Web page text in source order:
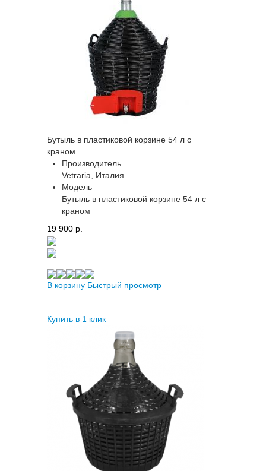
Бутыль в пластиковой корзине 54 л с
краном
Производитель
Vetraria, Италия
Модель
Бутыль в пластиковой корзине 54 л с
краном
19 900 p.
В корзину Быстрый просмотр
Купить в 1 клик